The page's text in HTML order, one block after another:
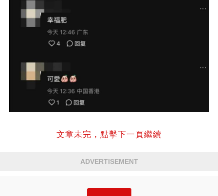
文章未完，點擊下一頁繼續
ADVERTISEMENT